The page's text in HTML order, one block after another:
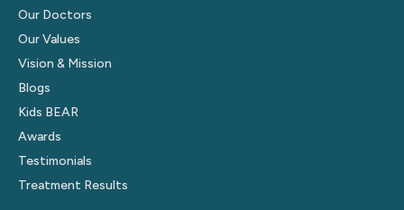
Our Doctors
Our Values
Vision & Mission
Blogs
Kids BEAR
Awards
Testimonials
Treatment Results